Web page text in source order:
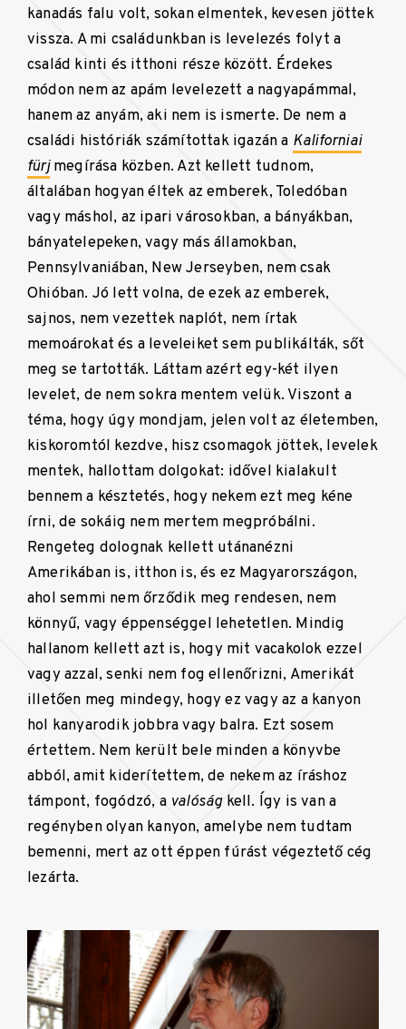
kanadás falu volt, sokan elmentek, kevesen jöttek
vissza. A mi családunkban is levelezés folyt a
család kinti és itthoni része között. Érdekes
módon nem az apám levelezett a nagyapámmal,
hanem az anyám, aki nem is ismerte. De nem a
családi históriák számítottak igazán a Kaliforniai
fürjmegírása közben. Azt kellett tudnom,
általában hogyan éltek az emberek, Toledóban
vagy máshol, az ipari városokban, a bányákban,
bányatelepeken, vagy más államokban,
Pennsylvaniában, New Jerseyben, nem csak
Ohióban. Jó lett volna, de ezek az emberek,
sajnos, nem vezettek naplót, nem írtak
memoárokat és a leveleiket sem publikálták, sőt
meg se tartották. Láttam azért egy-két ilyen
levelet, de nem sokra mentem velük. Viszont a
téma, hogy úgy mondjam, jelen volt az életemben,
kiskoromtól kezdve, hisz csomagok jöttek, levelek
mentek, hallottam dolgokat: idővel kialakult
bennem a késztetés, hogy nekem ezt meg kéne
írni, de sokáig nem mertem megpróbálni.
Rengeteg dolognak kellett utánanézni
Amerikában is, itthon is, és ez Magyarországon,
ahol semmi nem őrződik meg rendesen, nem
könnyű, vagy éppenséggel lehetetlen. Mindig
hallanom kellett azt is, hogy mit vacakolok ezzel
vagy azzal, senki nem fog ellenőrizni, Amerikát
illetően meg mindegy, hogy ez vagy az a kanyon
hol kanyarodik jobbra vagy balra. Ezt sosem
értettem. Nem került bele minden a könyvbe
abból, amit kiderítettem, de nekem az íráshoz
támpont, fogódzó, a valóságkell. Így is van a
regényben olyan kanyon, amelybe nem tudtam
bemenni, mert az ott éppen fúrást végeztető cég
lezárta.